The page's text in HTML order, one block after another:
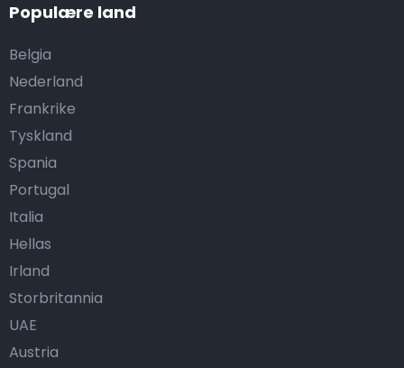
Populære land
Belgia
Nederland
Frankrike
Tyskland
Spania
Portugal
Italia
Hellas
Irland
Storbritannia
UAE
Austria